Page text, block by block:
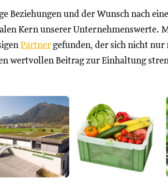
Beziehungen und der Wunsch nach
Kern unserer Unternehmenswerte.
Partner gefunden, der sich nicht
wertvollen Beitrag zur Einhaltung